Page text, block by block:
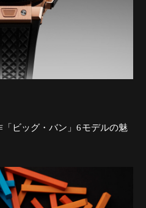
ビッグ・バン」6モデルの魅